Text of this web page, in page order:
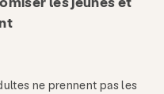
ne prennent pas les